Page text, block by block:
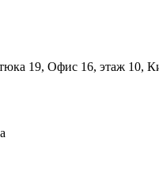
19, Офис 16, этаж 10,